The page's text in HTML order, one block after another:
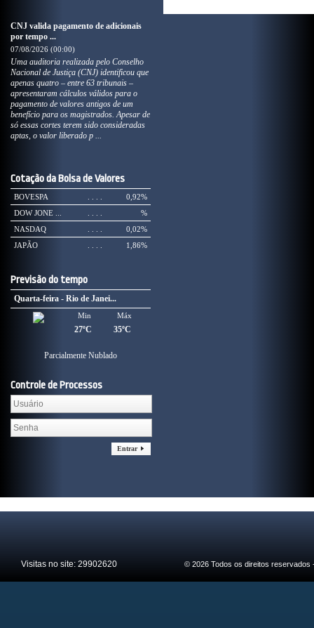
CNJ valida pagamento de adicionais
por tempo ...
07/08/2026 (00:00)
Uma auditoria realizada pelo Conselho
Nacional de Justiça (CNJ) identificou que
apenas quatro – entre 63 tribunais –
apresentaram cálculos válidos para o
pagamento de valores antigos de um
benefício para os magistrados. Apesar de
só essas cortes terem sido consideradas
aptas, o valor liberado p ...
Cotação da Bolsa de Valores
BOVESPA 0,92%
DOW JONE ...
%
NASDAQ
0,02%
JAPÃO
1,86%
Previsão do tempo
Quarta-feira - Rio de Janei...
Máx
35ºC
Min
27ºC
Parcialmente Nublado
Controle de Processos
Entrar
Visitas no site: 29902620 © 2026 Todos os direitos reservados